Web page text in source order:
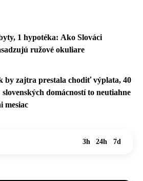
1 hypotéka: Ako Slováci
ružové okuliare
by zajtra prestala chodiť výplata, 40
slovenských domácností to neutiahne
mesiac
3h 24h 7d